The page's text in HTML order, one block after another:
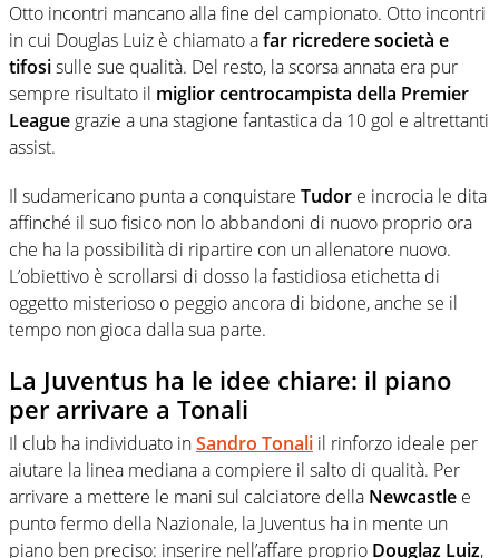
Otto incontri mancano alla fine del campionato. Otto incontri
in cui Douglas Luiz è chiamato afar ricredere società e
tifosisulle sue qualità. Del resto, la scorsa annata era pur
sempre risultato il miglior centrocampista della Premier
League grazie a una stagione fantastica da 10 gol e altrettanti
assist.
Il sudamericano punta a conquistare Tudor e incrocia le dita
affinché il suo fisico non lo abbandoni di nuovo proprio ora
che ha la possibilità di ripartire con un allenatore nuovo.
L’obiettivo è scrollarsi di dosso la fastidiosa etichetta di
oggetto misterioso o peggio ancora di bidone, anche se il
tempo non gioca dalla sua parte.
La Juventus ha le idee chiare: il piano
per arrivare a Tonali
Il club ha individuato inSandro Tonali il rinforzo ideale per
aiutare la linea mediana a compiere il salto di qualità. Per
arrivare a mettere le mani sul calciatore della Newcastle e
punto fermo della Nazionale, la Juventus ha in mente un
piano ben preciso: inserire nell’affare proprio Douglaz Luiz,